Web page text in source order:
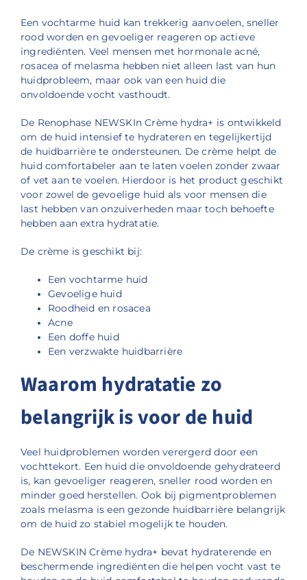
Een vochtarme huid kan trekkerig aanvoelen, sneller
rood worden en gevoeliger reageren op actieve
ingrediënten. Veel mensen met hormonale acné,
rosacea of melasma hebben niet alleen last van hun
huidprobleem, maar ook van een huid die
onvoldoende vocht vasthoudt.
De Renophase NEWSKIn Crème hydra+ is ontwikkeld
om de huid intensief te hydrateren en tegelijkertijd
de huidbarrière te ondersteunen. De crème helpt de
huid comfortabeler aan te laten voelen zonder zwaar
of vet aan te voelen. Hierdoor is het product geschikt
voor zowel de gevoelige huid als voor mensen die
last hebben van onzuiverheden maar toch behoefte
hebben aan extra hydratatie.
De crème is geschikt bij:
Een vochtarme huid
Gevoelige huid
Roodheid en rosacea
Acne
Een doffe huid
Een verzwakte huidbarrière
Waarom hydratatie zo
belangrijk is voor de huid
Veel huidproblemen worden verergerd door een
vochttekort. Een huid die onvoldoende gehydrateerd
is, kan gevoeliger reageren, sneller rood worden en
minder goed herstellen. Ook bij pigmentproblemen
zoals melasma is een gezonde huidbarrière belangrijk
om de huid zo stabiel mogelijk te houden.
De NEWSKIN Crème hydra+ bevat hydraterende en
beschermende ingrediënten die helpen vocht vast te